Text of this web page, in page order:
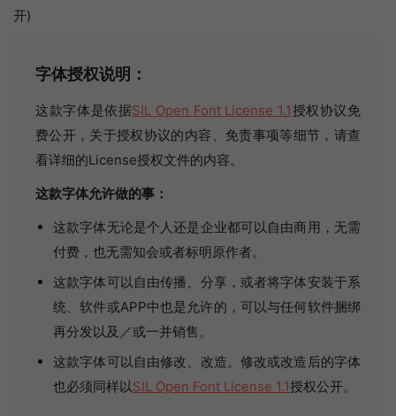
开)
字体授权说明：
这款字体是依据SIL Open Font License 1.1授权协议免
费公开，关于授权协议的内容、免责事项等细节，请查
看详细的License授权文件的内容。
这款字体允许做的事：
这款字体无论是个人还是企业都可以自由商用，无需
付费，也无需知会或者标明原作者。
这款字体可以自由传播、分享，或者将字体安装于系
统、软件或APP中也是允许的，可以与任何软件捆绑
再分发以及／或一并销售。
这款字体可以自由修改、改造。修改或改造后的字体
也必须同样以SIL Open Font License 1.1授权公开。